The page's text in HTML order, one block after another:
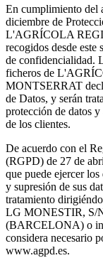
En cumplimiento del
diciembre de
L'AGRÍCOLA
recogidos desde
de confidencialidad.
ficheros de
MONTSERRAT
de Datos, y serán
protección de datos
de los clientes.
De acuerdo con el
(RGPD) de 27 de
que puede ejercer
y supresión de sus
tratamiento
LG MONESTIR, S/
(BARCELONA) o
considera necesario
www.agpd.es.